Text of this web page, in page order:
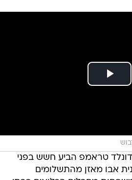
טראמפ הביע חשש בפני
אבו מאזן מהתשלומים